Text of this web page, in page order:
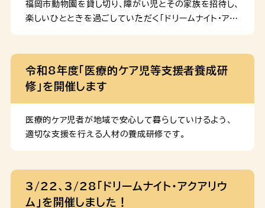
れていました！ 支援 […]
福岡市動物園を貸し切り、障がい児とその家族を招待し、
楽しいひとときを過ごしていただく「ドリームナイト・アッ
令和8年度「医療的ケア児等支援者養成研
修」を開催します
医療的ケア児者が地域で安心して暮らしていけるよう、
適切な支援を行える人材の養成研修です。
3/22、3/28「ドリームナイト・アクアリウ
ム」を開催しました！